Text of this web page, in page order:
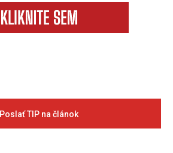
Poslať TIP na článok